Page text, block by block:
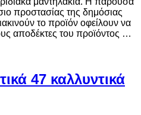
προστασίας της δημόσιας
το προϊόν οφείλουν να
αποδέκτες του προϊόντος …
47 καλλυντικά